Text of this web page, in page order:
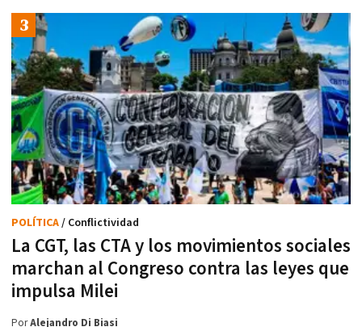
La CGT, las CTA y los movimientos sociales
marchan al Congreso contra las leyes que
impulsa Milei
POLÍTICA/ Conflictividad
PorAlejandro Di Biasi